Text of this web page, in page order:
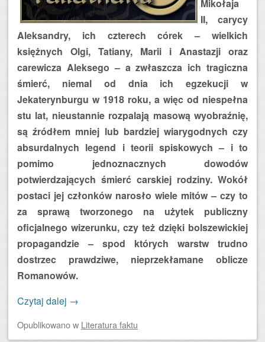
Mikołaja
II, carycy
Aleksandry, ich czterech córek – wielkich
księżnych Olgi, Tatiany, Marii i Anastazji oraz
carewicza Aleksego – a zwłaszcza ich tragiczna
śmierć, niemal od dnia ich egzekucji w
Jekaterynburgu w 1918 roku, a więc od niespełna
stu lat, nieustannie rozpalają masową wyobraźnię,
są źródłem mniej lub bardziej wiarygodnych czy
absurdalnych legend i teorii spiskowych – i to
pomimo jednoznacznych dowodów
potwierdzających śmierć carskiej rodziny. Wokół
postaci jej członków narosło wiele mitów – czy to
za sprawą tworzonego na użytek publiczny
oficjalnego wizerunku, czy też dzięki bolszewickiej
propagandzie – spod których warstw trudno
dostrzec prawdziwe, nieprzekłamane oblicze
Romanowów.
Czytaj dalej →
Opublikowanow Literatura faktu